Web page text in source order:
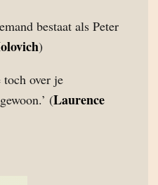
bestaat als Peter
)
toch over je
(Laurence